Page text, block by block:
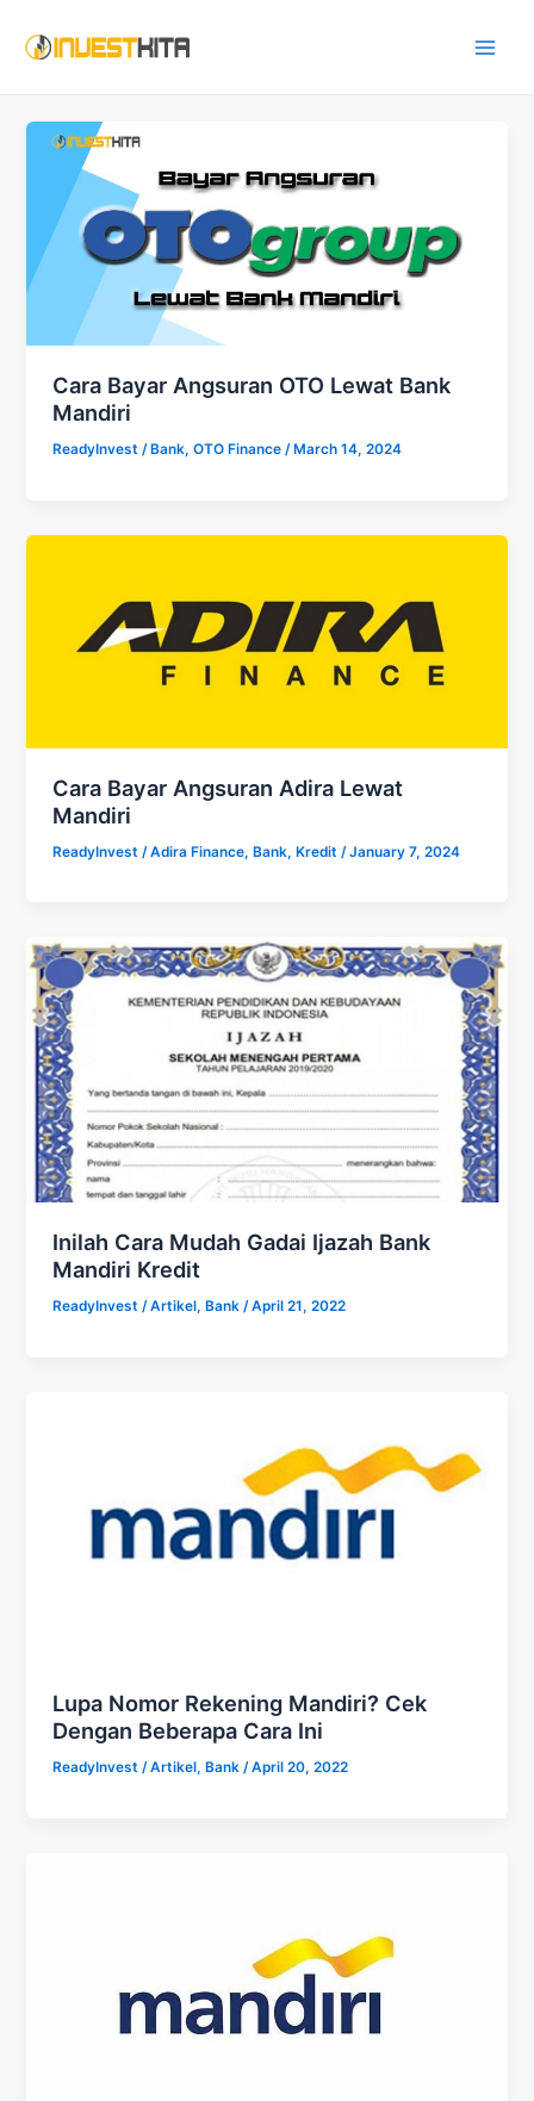
Cara Bayar Angsuran OTO Lewat Bank
Mandiri
ReadyInvest/Bank,OTO Finance /March 14, 2024
Cara Bayar Angsuran Adira Lewat
Mandiri
ReadyInvest /Adira Finance,Bank,Kredit /January 7, 2024
Inilah Cara Mudah Gadai Ijazah Bank
Mandiri Kredit
ReadyInvest/Artikel, Bank /April 21, 2022
Lupa Nomor Rekening Mandiri? Cek
Dengan Beberapa Cara Ini
ReadyInvest/Artikel, Bank /April 20, 2022